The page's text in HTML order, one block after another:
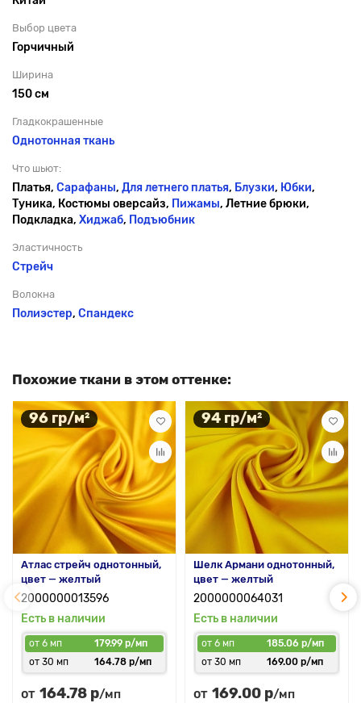
Выбор цвета
Горчичный
Ширина
150 см
Гладкокрашенные
Однотонная ткань
Что шьют:
Платья, Сарафаны, Для летнего платья, Блузки, Юбки,
Туника, Костюмы оверсайз, Пижамы, Летние брюки,
Подкладка, Хиджаб, Подъюбник
Эластичность
Стрейч
Волокна
Полиэстер, Спандекс
Похожие ткани в этом оттенке:
96 гр/м²
Атлас стрейч однотонный,
цвет — желтый
2000000013596
Есть в наличии
от 6 мп
179.99 р/мп
от 30 мп
164.78 р/мп
от 164.78 р/мп
94 гр/м²
Шелк Армани однотонный,
цвет — желтый
2000000064031
Есть в наличии
от 6 мп
185.06 р/мп
от 30 мп
169.00 р/мп
от 169.00 р/мп